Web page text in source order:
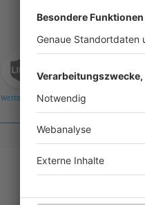
Wettbewerb
Nach der